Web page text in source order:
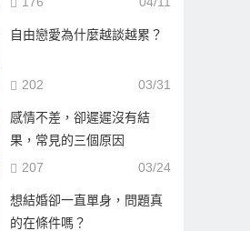
自由戀愛為什麼越談越累？
03/31
202
感情不差，卻遲遲沒有結
果，常見的三個原因
03/24
207
想結婚卻一直單身，問題真
的在條件嗎？